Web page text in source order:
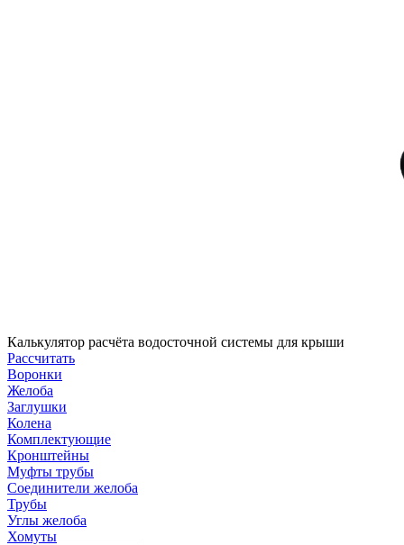
Калькулятор расчёта водосточной системы для крыши
Рассчитать
Воронки
Желоба
Заглушки
Колена
Комплектующие
Кронштейны
Муфты трубы
Соединители желоба
Трубы
Углы желоба
Хомуты